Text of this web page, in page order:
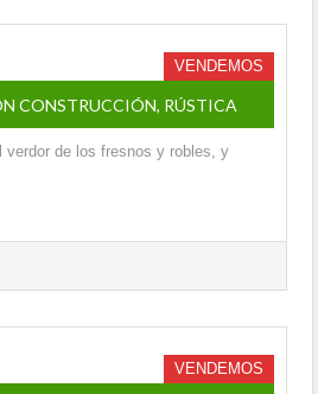
VENDEMOS
CONSTRUCCIÓN, RÚSTICA
verdor de los fresnos y robles, y
VENDEMOS